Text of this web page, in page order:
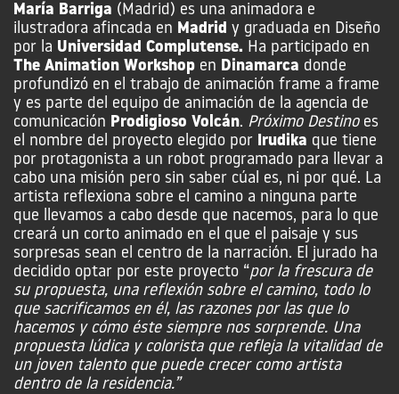
María Barriga (Madrid) es una animadora e
ilustradora afincada en Madrid y graduada en Diseño
por la Universidad Complutense. Ha participado en
The Animation Workshop en Dinamarca donde
profundizó en el trabajo de animación frame a frame
y es parte del equipo de animación de la agencia de
comunicación Prodigioso Volcán. Próximo Destino es
el nombre del proyecto elegido por Irudika que tiene
por protagonista a un robot programado para llevar a
cabo una misión pero sin saber cúal es, ni por qué. La
artista reflexiona sobre el camino a ninguna parte
que llevamos a cabo desde que nacemos, para lo que
creará un corto animado en el que el paisaje y sus
sorpresas sean el centro de la narración. El jurado ha
decidido optar por este proyecto “por la frescura de
su propuesta, una reflexión sobre el camino, todo lo
que sacrificamos en él, las razones por las que lo
hacemos y cómo éste siempre nos sorprende. Una
propuesta lúdica y colorista que refleja la vitalidad de
un joven talento que puede crecer como artista
dentro de la residencia.”